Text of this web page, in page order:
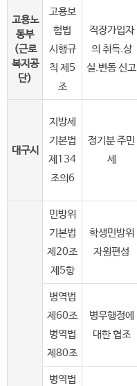
고용노
동부
(근로
복지공
단)
고용보
험법
시행규
칙 제5
조
직장가입자
의 취득.상
실.변동 신고
대구시
지방세
기본법
제134
조의6
정기분 주민
세
민방위
기본법
제20조
제5항
학생민방위
자원편성
병역법
제60조
병역법
제80조
병무행정에
대한 협조
병역법